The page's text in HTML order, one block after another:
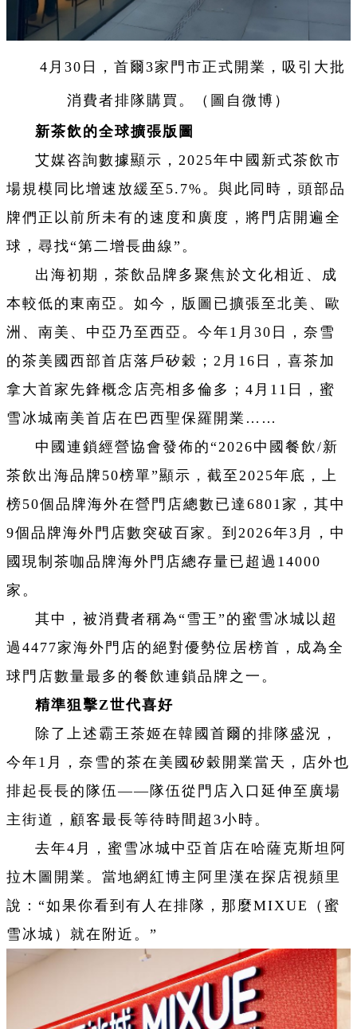
4月30日，首爾3家門市正式開業，吸引大批
消費者排隊購買。（圖自微博）
新茶飲的全球擴張版圖
艾媒咨詢數據顯示，2025年中國新式茶飲市
場規模同比增速放緩至5.7%。與此同時，頭部品
牌們正以前所未有的速度和廣度，將門店開遍全
球，尋找“第二增長曲線”。
出海初期，茶飲品牌多聚焦於文化相近、成
本較低的東南亞。如今，版圖已擴張至北美、歐
洲、南美、中亞乃至西亞。今年1月30日，奈雪
的茶美國西部首店落戶矽穀；2月16日，喜茶加
拿大首家先鋒概念店亮相多倫多；4月11日，蜜
雪冰城南美首店在巴西聖保羅開業……
中國連鎖經營協會發佈的“2026中國餐飲/新
茶飲出海品牌50榜單”顯示，截至2025年底，上
榜50個品牌海外在營門店總數已達6801家，其中
9個品牌海外門店數突破百家。到2026年3月，中
國現制茶咖品牌海外門店總存量已超過14000
家。
其中，被消費者稱為“雪王”的蜜雪冰城以超
過4477家海外門店的絕對優勢位居榜首，成為全
球門店數量最多的餐飲連鎖品牌之一。
精準狙擊Z世代喜好
除了上述霸王茶姬在韓國首爾的排隊盛況，
今年1月，奈雪的茶在美國矽穀開業當天，店外也
排起長長的隊伍——隊伍從門店入口延伸至廣場
主街道，顧客最長等待時間超3小時。
去年4月，蜜雪冰城中亞首店在哈薩克斯坦阿
拉木圖開業。當地網紅博主阿里漢在探店視頻里
說：“如果你看到有人在排隊，那麼MIXUE（蜜
雪冰城）就在附近。”